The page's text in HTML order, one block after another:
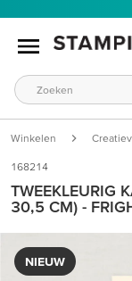
Winkelen
168214
TWEEKLEURIG
30,5 CM) -
NIEUW